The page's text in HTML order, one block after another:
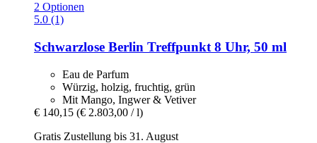
2 Optionen
5.0 (1)
Schwarzlose Berlin Treffpunkt 8 Uhr, 50 ml
Eau de Parfum
Würzig, holzig, fruchtig, grün
Mit Mango, Ingwer & Vetiver
€ 140,15 (€ 2.803,00 / l)
Gratis Zustellung bis 31. August